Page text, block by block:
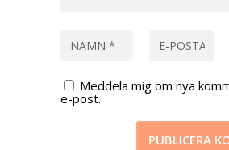
Meddela mig om nya
e-post.